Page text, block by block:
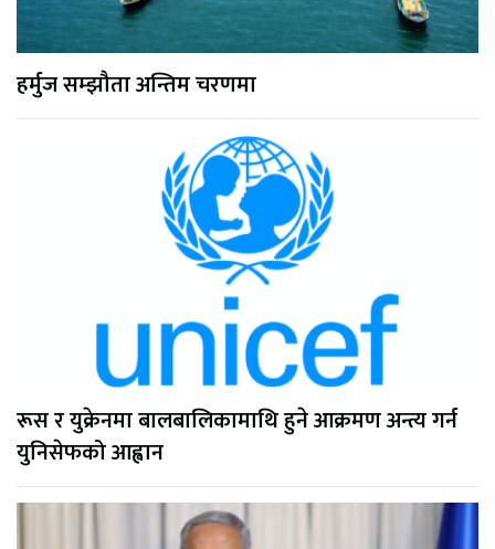
हर्मुज सम्झौता अन्तिम चरणमा
रूस र युक्रेनमा बालबालिकामाथि हुने आक्रमण अन्त्य गर्न
युनिसेफको आह्वान